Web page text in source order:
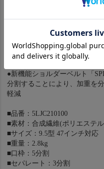
9.5型でボリューム感がありな
●フルオープンポケット：ポ
ダース箱でも、出し入れがス
●セパレーター：本体内部を
●新機能ショルダーベルト「
分割することにより、加重を
軽減
■品番：5LJC210100
■素材：合成繊維(ポリエステ
■サイズ：9.5型 47インチ対応
■重量：2.8kg
■口枠：5分割
■セパレート：3分割